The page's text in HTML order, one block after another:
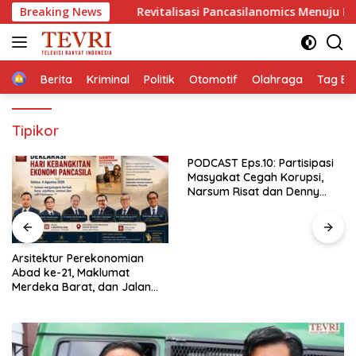
Langsung
ke
konten
Breaking NewsRevitalisasi Pancasilanomics Menuju Keadilan
HomeBerita Kriminal Politik Otomotif Olahraga Tag
Tipikor
Arsitektur Perekonomian
Abad ke-21, Maklumat
Merdeka Barat, dan Jalan
PODCAST Eps.10: Partisipasi
Masyakat Cegah Korupsi,
Narsum Risat dan Denny